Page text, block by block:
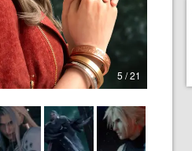
5 / 21